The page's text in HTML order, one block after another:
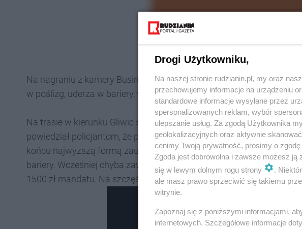
Na nagraniu z kamery Business Control Monitoring widać, jak
w poślizg, uderza w bariery, wykręca kilka "bączków" i staje.
Na trasie w kierunku Gliwic szybko powstał zator. Jak się
powiedział policjantom, że pękła mu opona. Mundurowi przyjęli jego
końcu najwyższą formą zaufania. Okazało się, że owszem, guma
bariery. Wcześniej chyba zawiodło coś innego. Umiejętności. Za
1500 zł mandatu. Na szczęście jadący karetką nie odnieśli obrażeń.
Drogi Użytkowniku,
Na naszej stronie rudzianin.pl, my oraz
przechowujemy informacje na urządzeniu
standardowe informacje wysyłane przez
spersonalizowanych reklam, wybór
ulepszanie usług. Za zgodą Użytkownika
geolokalizacyjnych oraz aktywnie
cenimy Twoją prywatność, prosimy o
Zgoda jest dobrowolna i zawsze możesz
się w lewym dolnym rogu strony
.
ale masz prawo sprzeciwić się takiemu
witrynie.
Zapoznaj się z poniższymi informacjami,
internetowych. Szczegółowe informacje